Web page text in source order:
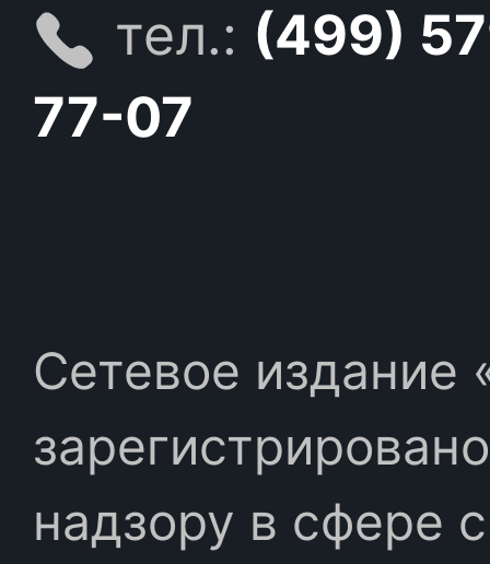
тел.: (499)
77-07
Сетевое издание
надзору в сфере